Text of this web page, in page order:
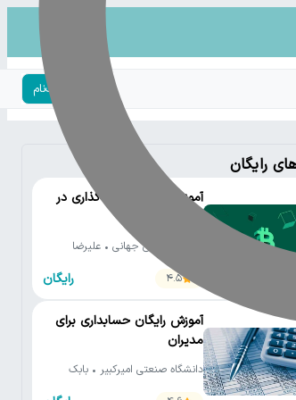
ورود | ثبت‌نام
رایگان
آموزش جامع سرمایه‌گذاری در
بیت‌پین • علی جهانی • علیرضا
محمدی • کارن آهنگری • رضا
محمدپور • محسن صالح • محمد
4.5 رایگان
آموزش رایگان حسابداری برای
مدیران
دانشگاه صنعتی امیرکبیر • بابک